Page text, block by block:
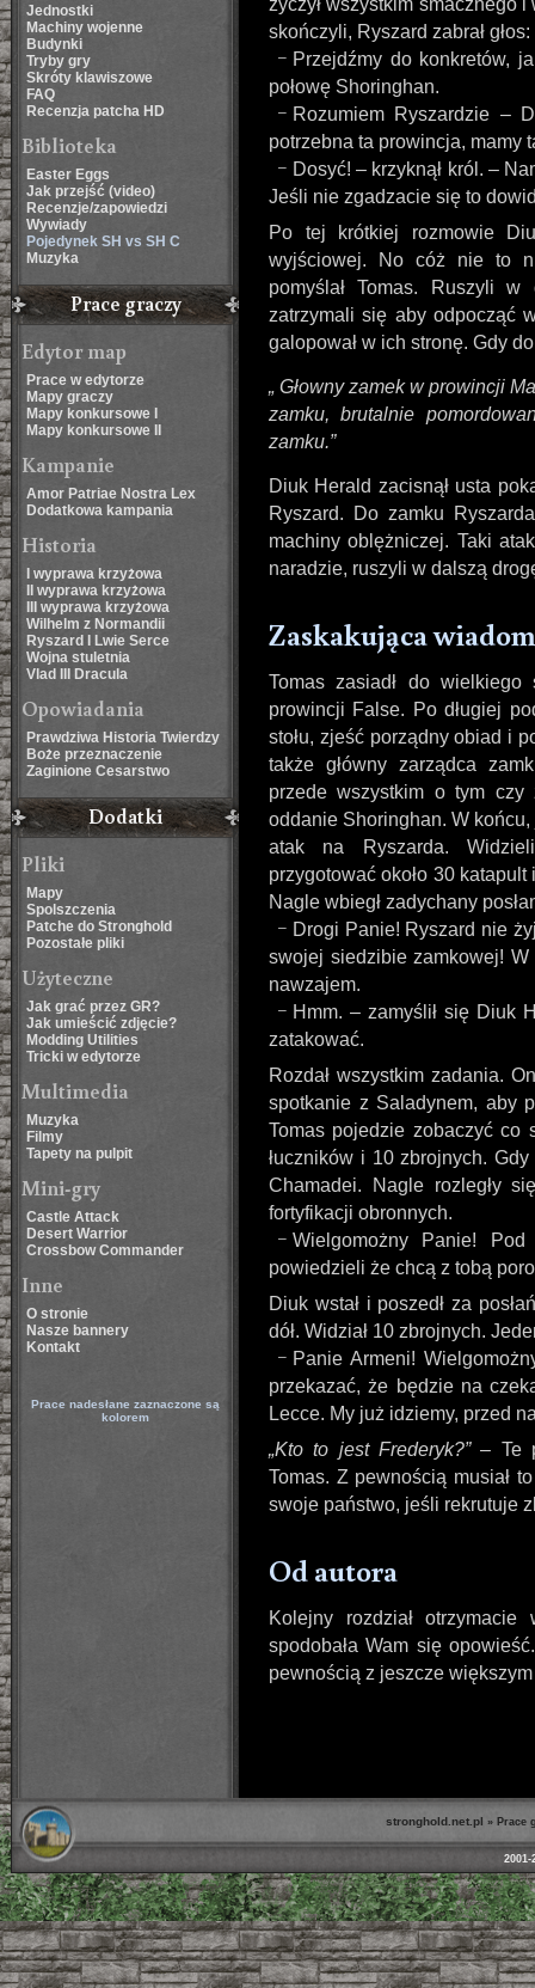
Jednostki
Machiny wojenne
Budynki
Tryby gry
Skróty klawiszowe
FAQ
Recenzja patcha HD
Biblioteka
Easter Eggs
Jak przejść (video)
Recenzje/zapowiedzi
Wywiady
Pojedynek SH vs SH C
Muzyka
Prace graczy
Edytor map
Prace w edytorze
Mapy graczy
Mapy konkursowe I
Mapy konkursowe II
Kampanie
Amor Patriae Nostra Lex
Dodatkowa kampania
Historia
I wyprawa krzyżowa
II wyprawa krzyżowa
III wyprawa krzyżowa
Wilhelm z Normandii
Ryszard I Lwie Serce
Wojna stuletnia
Vlad III Dracula
Opowiadania
Prawdziwa Historia Twierdzy
Boże przeznaczenie
Zaginione Cesarstwo
Dodatki
Pliki
Mapy
Spolszczenia
Patche do Stronghold
Pozostałe pliki
Użyteczne
Jak grać przez GR?
Jak umieścić zdjęcie?
Modding Utilities
Tricki w edytorze
Multimedia
Muzyka
Filmy
Tapety na pulpit
Mini-gry
Castle Attack
Desert Warrior
Crossbow Commander
Inne
O stronie
Nasze bannery
Kontakt
Prace nadesłane zaznaczone są
kolorem
życzył wszystkim smacznego
skończyli, Ryszard zabrał głos:
Przejdźmy do konkretów,
połowę Shoringhan.
Rozumiem Ryszardzie –
potrzebna ta prowincja,
Dosyć! – krzyknął król. –
Jeśli nie zgadzacie się to
Po tej krótkiej rozmowie
wyjściowej. No cóż nie to
pomyślał Tomas. Ruszyli
zatrzymali się aby odpocząć
galopował w ich stronę. Gdy
Głowny zamek w prowincji
zamku, brutalnie
zamku.
Diuk Herald zacisnął usta
Ryszard. Do zamku
machiny oblężniczej. Taki
naradzie, ruszyli w dalszą
Zaskakująca
Tomas zasiadł do
prowincji False. Po długiej
stołu, zjeść porządny obiad i
także główny zarządca
przede wszystkim o tym
oddanie Shoringhan. W
atak na Ryszarda.
przygotować około 30
Nagle wbiegł zadychany
Drogi Panie! Ryszard nie
swojej siedzibie zamkowej!
nawzajem.
Hmm. – zamyślił się Diuk
zatakować.
Rozdał wszystkim zadania.
spotkanie z Saladynem, aby
Tomas pojedzie zobaczyć co
łuczników i 10 zbrojnych.
Chamadei. Nagle rozległy
fortyfikacji obronnych.
Wielgomożny Panie!
powiedzieli że chcą z tobą
Diuk wstał i poszedł za
dół. Widział 10 zbrojnych.
Panie Armeni!
przekazać, że będzie na
Lecce. My już idziemy, przed
Kto to jest Frederyk? – Te
Tomas. Z pe­wnością musiał
swoje państwo, jeśli rekrutuje
Od autora
Kolejny rozdział
spodobała Wam się
pewnością z jeszcze większym
stronghold.net.pl » Prace